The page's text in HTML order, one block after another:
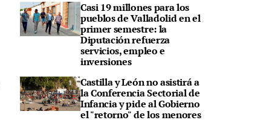
Casi 19 millones para los
pueblos de Valladolid en el
primer semestre: la
Diputación refuerza
servicios, empleo e
inversiones
Castilla y León no asistirá a
la Conferencia Sectorial de
Infancia y pide al Gobierno
el "retorno" de los menores